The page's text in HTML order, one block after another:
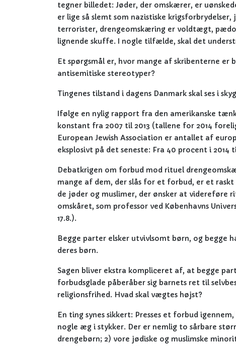
tegner billedet: Jøder, der omskærer, er
er lige så slemt som nazistiske
terrorister, drengeomskæring er voldtægt,
lignende skuffe. I nogle tilfælde, skal det
Et spørgsmål er, hvor mange af skribenterne er
antisemitiske stereotyper?
Tingenes tilstand i dagens Danmark skal ses i
Ifølge en nylig rapport fra den amerikanske
konstant fra 2007 til 2013 (tallene for 2014
European Jewish Association er antallet af
eksplosivt på det seneste: Fra 40 procent i 2014
Debatkrigen om forbud mod rituel
mange af dem, der slås for et forbud, er et
de jøder og muslimer, der ønsker at videreføre
omskåret, som professor ved Københavns
17.8.).
Begge parter elsker utvivlsomt børn, og
deres børn.
Sagen bliver ekstra kompliceret af, at begge
forbudsglade påberåber sig barnets ret til
religionsfrihed. Hvad skal vægtes højst?
En ting synes sikkert: Presses et forbud
nogle æg i stykker. Der er nemlig to sårbare
drengebørn; 2) vore jødiske og muslimske